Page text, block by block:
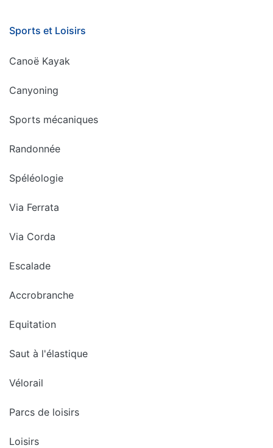
Sports et Loisirs
Canoë Kayak
Canyoning
Sports mécaniques
Randonnée
Spéléologie
Via Ferrata
Via Corda
Escalade
Accrobranche
Equitation
Saut à l'élastique
Vélorail
Parcs de loisirs
Loisirs